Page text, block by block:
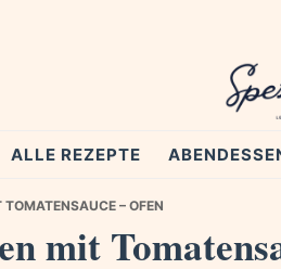
ALLE REZEPTE
– OFEN
mit